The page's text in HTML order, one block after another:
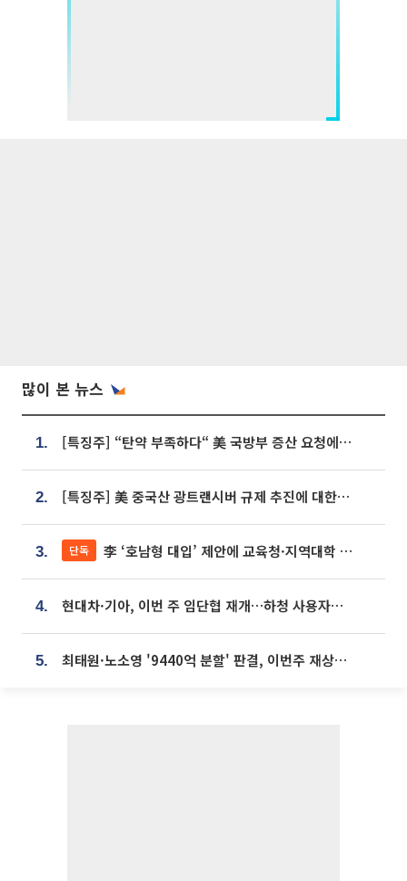
많이 본 뉴스
1. [특징주] “탄약 부족하다“ 美 국방부 증산 요청에⋯국내 방산주 급등세
2. [특징주] 美 중국산 광트랜시버 규제 추진에 대한광통신 등 광통신株 강세
3. 단독 李 ‘호남형 대입’ 제안에 교육청·지역대학 서·논술형 입시 연계 '착수'
4. 현대차·기아, 이번 주 임단협 재개…하청 사용자성 재심도 ‘변수’
5. 최태원·노소영 '9440억 분할' 판결, 이번주 재상고 여부 주목